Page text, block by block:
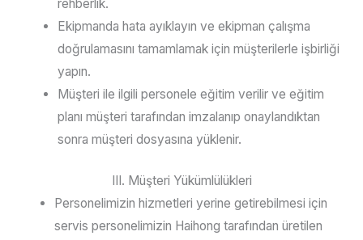
rehberlik.
Ekipmanda hata ayıklayın ve ekipman çalışma
doğrulamasını tamamlamak için müşterilerle işbirliği
yapın.
Müşteri ile ilgili personele eğitim verilir ve eğitim
planı müşteri tarafından imzalanıp onaylandıktan
sonra müşteri dosyasına yüklenir.
III. Müşteri Yükümlülükleri
Personelimizin hizmetleri yerine getirebilmesi için
servis personelimizin Haihong tarafından üretilen